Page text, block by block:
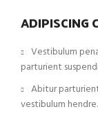
ADIPISCING
Vestibulum
parturient
Abitur
vestibulum hendre.